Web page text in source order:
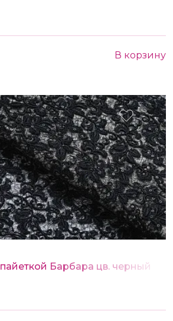
В корзину
Барбара цв. черный